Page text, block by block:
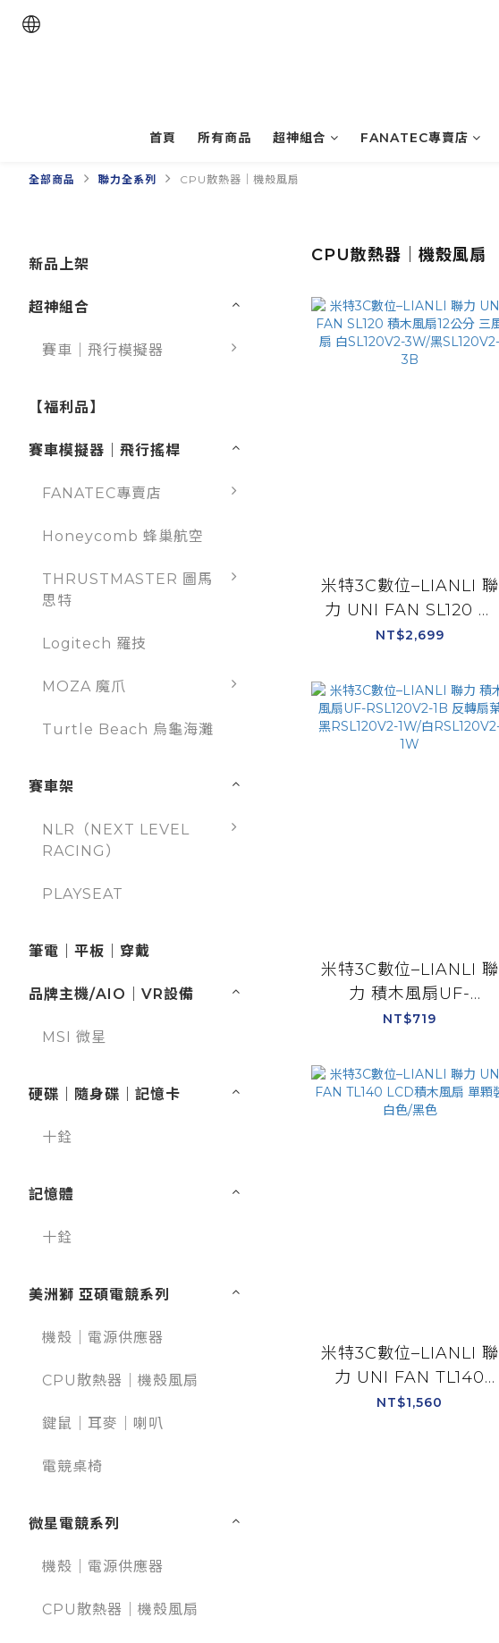
首頁 所有商品 超神組合 FANATEC專賣店
全部商品 聯力全系列 CPU散熱器｜機殼風扇
新品上架
超神組合
賽車｜飛行模擬器
【福利品】
賽車模擬器｜飛行搖桿
FANATEC專賣店
Honeycomb 蜂巢航空
THRUSTMASTER 圖馬
思特
Logitech 羅技
MOZA 魔爪
Turtle Beach 烏龜海灘
賽車架
NLR（NEXT LEVEL
RACING）
PLAYSEAT
筆電｜平板｜穿戴
品牌主機/AIO｜VR設備
MSI 微星
硬碟｜隨身碟｜記憶卡
十銓
記憶體
十銓
美洲獅 亞碩電競系列
機殼｜電源供應器
CPU散熱器｜機殼風扇
鍵鼠｜耳麥｜喇叭
電競桌椅
微星電競系列
機殼｜電源供應器
CPU散熱器｜機殼風扇
CPU散熱器｜機殼風扇
米特3C數位–LIANLI 聯
力 UNI FAN SL120 積
木風扇12公分 三風扇 白
SL120V2-3B
NT$2,699
米特3C數位–LIANLI 聯
力 積木風扇UF-
RSL120V2-1B 反轉扇葉
RSL120V2-1W
NT$719
米特3C數位–LIANLI 聯
力 UNI FAN TL140
LCD積木風扇 單顆裝
NT$1,560